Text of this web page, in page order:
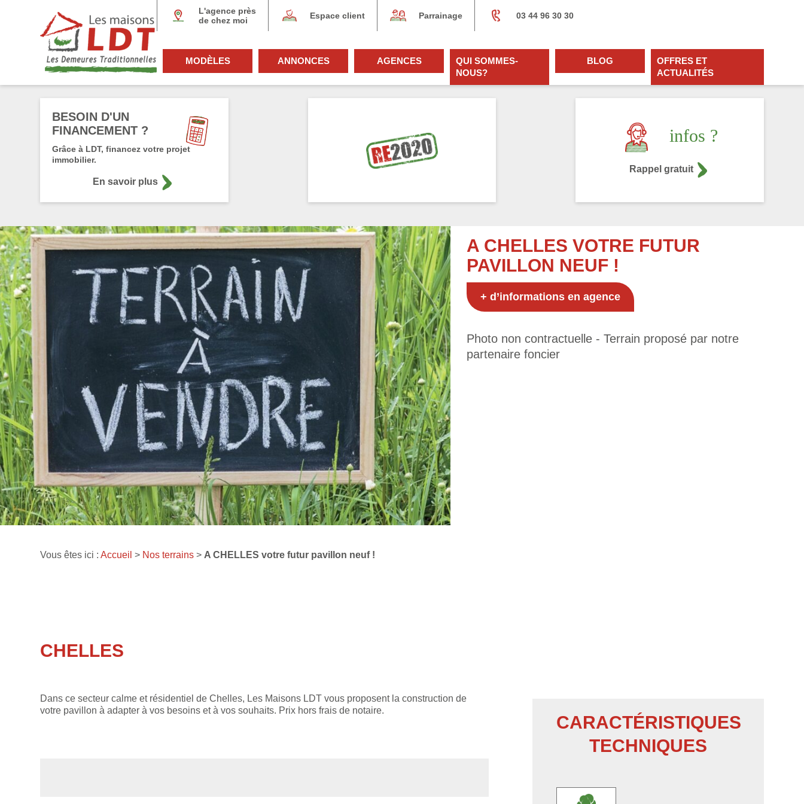
L'agence près
de chez moi
Espace client Parrainage 03 44 96 30 30
MODÈLES ANNONCES AGENCES
QUI SOMMES-
NOUS?
BLOG
OFFRES ET
ACTUALITÉS
BESOIN D'UN
FINANCEMENT ?
Grâce à LDT, financez votre projet
immobilier.
En savoir plus
infos ?
Rappel gratuit
A CHELLES VOTRE FUTUR
PAVILLON NEUF !
+ d’informations en agence
Photo non contractuelle - Terrain proposé par notre
partenaire foncier
Vous êtes ici :Accueil > Nos terrains > A CHELLES votre futur pavillon neuf !
CHELLES
Dans ce secteur calme et résidentiel de Chelles, Les Maisons LDT vous proposent la construction de
votre pavillon à adapter à vos besoins et à vos souhaits. Prix hors frais de notaire.
CARACTÉRISTIQUES
TECHNIQUES